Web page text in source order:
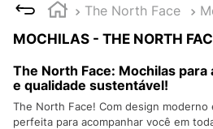
The North Face
MOCHILAS - THE NORTH
The North Face: Mochilas
e qualidade sustentável!
The North Face! Com design
perfeita para acompanhar você em
7º
MELISSA SLIDE
8 º
VANS TÊNIS VANS ULTRARANGE